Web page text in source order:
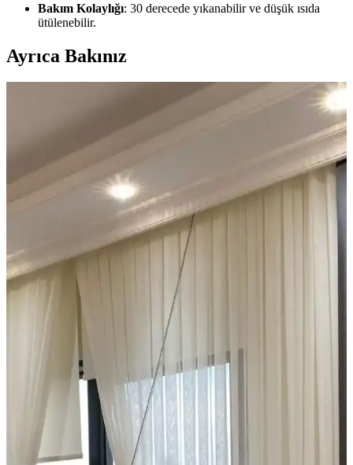
Bakım Kolaylığı: 30 derecede yıkanabilir ve düşük ısıda
ütülenebilir.
Ayrıca Bakınız
Ucuz Tül Seçenekleri ve Kullanım İpuçları Ev ve
Uygun fiyatlı tüller, çeşitli renk ve doku seçenekleriyle
dekorasyonda estetik ve fonksiyonel çözümler sunar. Kalite ve
bakım ipuçlarıyla uzun ömürlü kullanım sağlar.
İkea Desenli Rulo Perdeler: Estetik ve
Fonksiyonelliği Bir Arada Sunan Çözümler
İkea desenli rulo perdeler, çeşitli desen ve renk seçenekleriyle estetik
ve fonksiyonellik sunar. Dayanıklı malzemeleri ve kolay
mekanizmasıyla iç mekan dekorasyonunuza pratik çözümler getirir.
Pencere Perde Sistemlerinde Montaj Derinliği ve
Estetik Seçeneklerin Önemi
Pencere kasası derinliği, perde ve panjur montajında kritik rol oynar.
İç ve dış montaj seçenekleri, yüzey özellikleri ve panjur kalınlığı
estetik ve işlevsellik açısından değerlendirilir.
Estetik ve İşlevsel Modern Perde Modelleriyle
Mekânlarınızı Geliştirin